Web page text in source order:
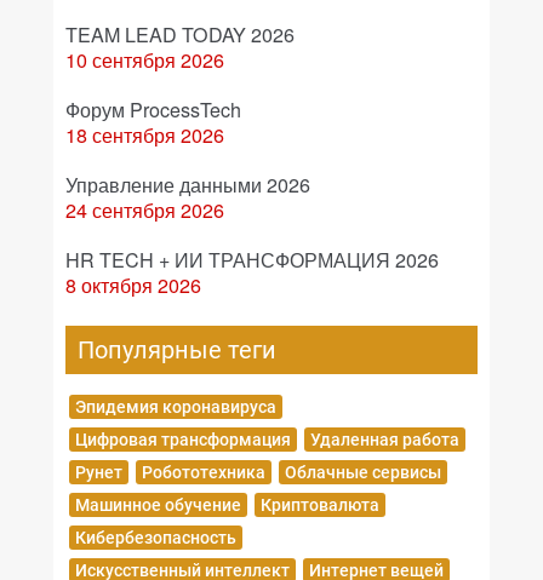
TEAM LEAD TODAY 2026
10 сентября 2026
Форум ProcessTech
18 сентября 2026
Управление данными 2026
24 сентября 2026
HR TECH + ИИ ТРАНСФОРМАЦИЯ 2026
8 октября 2026
Популярные теги
Эпидемия коронавируса
Цифровая трансформация
Удаленная работа
Рунет
Робототехника
Облачные сервисы
Машинное обучение
Криптовалюта
Кибербезопасность
Искусственный интеллект
Интернет вещей